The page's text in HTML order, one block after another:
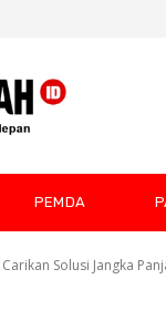
PEMDA
Solusi Jangka